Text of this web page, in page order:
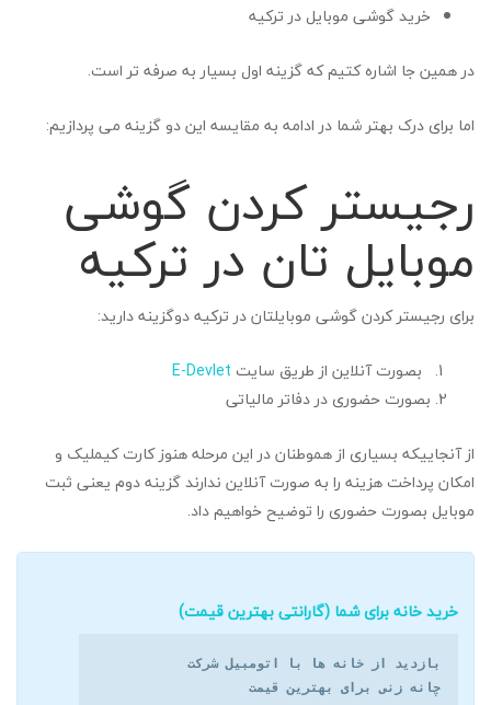
خرید گوشی موبایل در ترکیه
در همین جا اشاره کتیم که گزینه اول بسیار به صرفه تر است.
اما برای درک بهتر شما در ادامه به مقایسه این دو گزینه می پردازیم:
رجیستر کردن گوشی
موبایل تان در ترکیه
برای رجیستر کردن گوشی موبایلتان در ترکیه دوگزینه دارید:
بصورت آنلاین از طریق سایت E-Devlet
بصورت حضوری در دفاتر مالیاتی
از آنجاییکه بسیاری از هموطنان در این مرحله هنوز کارت کیملیک و
امکان پرداخت هزینه را به صورت آنلاین ندارند گزینه دوم یعنی ثبت
موبایل بصورت حضوری را توضیح خواهیم داد.
خرید خانه برای شما (گارانتی بهترین قیمت)